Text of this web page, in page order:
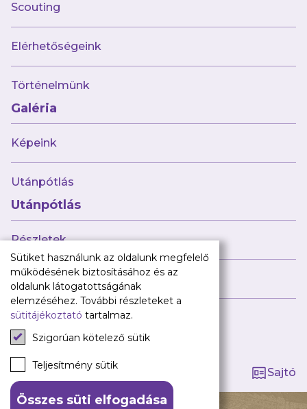
Scouting
Elérhetőségeink
Történelmünk
Galéria
Képeink
Utánpótlás
Utánpótlás
Részletek
Híreink
Tagság kezelése
Sajtó
Híreink
Csapataink
Galéria
Utánpótlás
Babaváró
ajándékcsomag
Újpest FC
TAO
Klub infó
Sajtó
Press Kit
Újpest FC Shop
Digitális felületeink
Facebook
Instagram
Tiktok
Youtube
Spotify
Sütiket használunk az oldalunk megfelelő
működésének biztosításához és az
oldalunk látogatottságának
elemzéséhez. További részleteket a
sütitájékoztató tartalmaz.
Szigorúan kötelező sütik
Teljesítmény sütik
Összes süti elfogadása